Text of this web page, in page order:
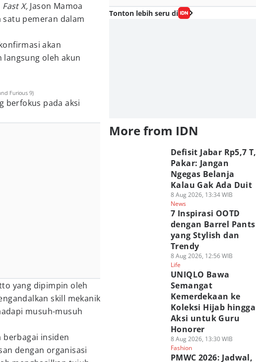
Fast X, Jason Mamoa
pemeran dalam
akan
oleh akun
Furious 9)
berfokus pada aksi
yang dipimpin oleh
skill mekanik
musuh-musuh
insiden
dengan organisasi
Tonton lebih seru di
More from IDN
Defisit Jabar Rp5,7 T,
Pakar: Jangan
Ngegas Belanja
Kalau Gak Ada Duit
8 Aug 2026, 13:34 WIB
News
7 Inspirasi OOTD
dengan Barrel Pants
yang Stylish dan
Trendy
8 Aug 2026, 12:56 WIB
Life
UNIQLO Bawa
Semangat
Kemerdekaan ke
Koleksi Hijab hingga
Aksi untuk Guru
Honorer
8 Aug 2026, 13:30 WIB
Fashion
PMWC 2026: Jadwal,